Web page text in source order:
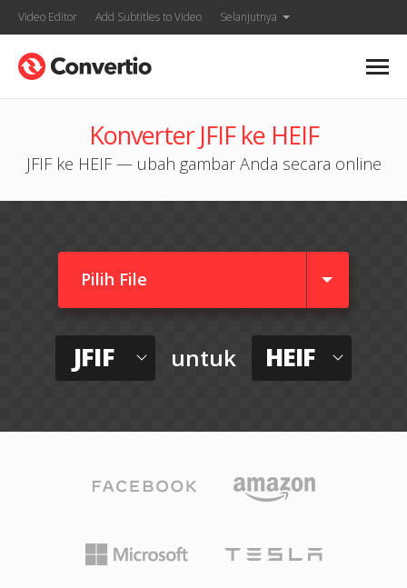
Video Editor Add Subtitles to Video Selanjutnya
Konverter JFIF ke HEIF
JFIF ke HEIF — ubah gambar Anda secara online
Pilih File
JFIF untuk HEIF